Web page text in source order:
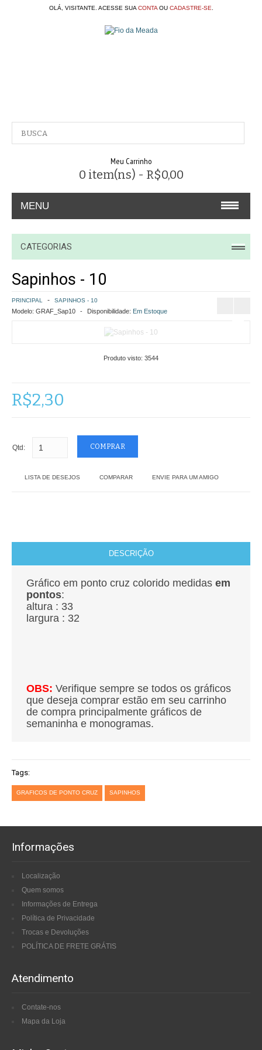
OLÁ, VISITANTE. ACESSE SUA CONTAOU CADASTRE-SE
Meu Carrinho
0 item(ns) - R$0,00
MENU
A EMPRESA
CONTATO
COMO COMPRAR
POLÍTICA DE FRETE GRÁTIS
CONTATO
CATEGORIAS
Sapinhos - 10
PRINCIPAL SAPINHOS - 10
Modelo: GRAF_Sap10 Disponibilidade: Em Estoque
Produto visto: 3544
R$2,30
Qtd:
LISTA DE DESEJOS COMPARAR ENVIE PARA UM AMIGO
DESCRIÇÃO
Gráfico em ponto cruz colorido medidas em
pontos:
altura : 33
largura : 32
OBS: Verifique sempre se todos os gráficos
que deseja comprar estão em seu carrinho
de compra principalmente gráficos de
semaninha e monogramas.
Tags:
GRAFICOS DE PONTO CRUZ SAPINHOS
Informações
Localização
Quem somos
Informações de Entrega
Política de Privacidade
Trocas e Devoluções
POLÍTICA DE FRETE GRÁTIS
Atendimento
Contate-nos
Mapa da Loja